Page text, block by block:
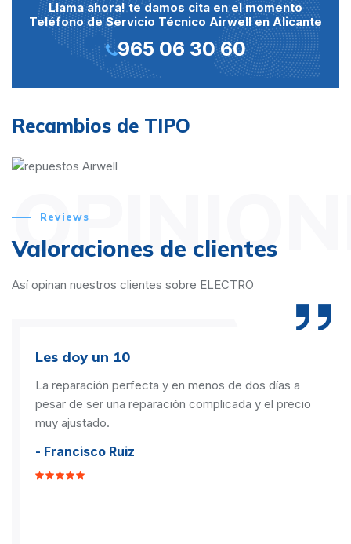
Llama ahora! te damos cita en el momento
Teléfono de Servicio Técnico Airwell en Alicante
965 06 30 60
Recambios de TIPO
Reviews
Valoraciones de clientes
Así opinan nuestros clientes sobre ELECTRO
Les doy un 10
La reparación perfecta y en menos de dos días a
pesar de ser una reparación complicada y el precio
muy ajustado.
- Francisco Ruiz